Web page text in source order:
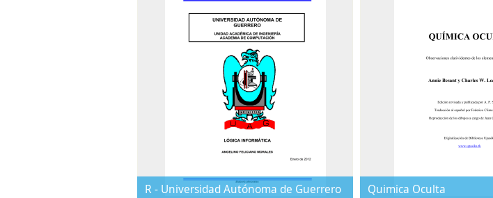
R - Universidad Autónoma de Guerrero Quimica Oculta